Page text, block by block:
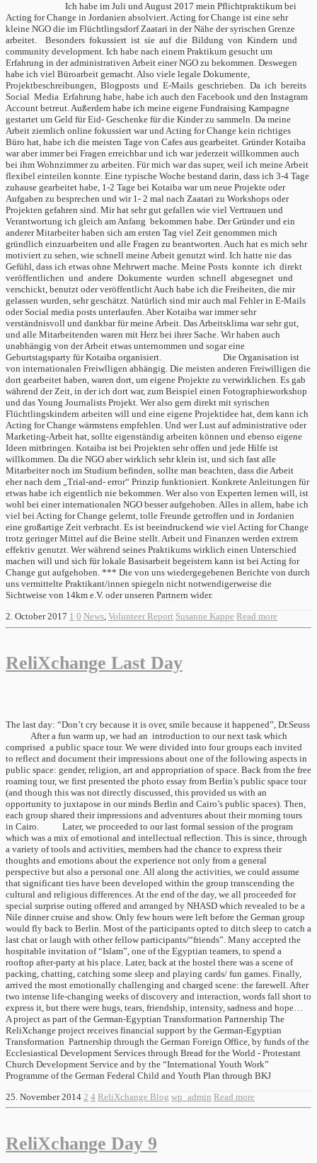
Ich habe im Juli und August 2017 mein Pflichtpraktikum bei
Acting for Change in Jordanien absolviert. Acting for Change ist eine sehr
kleine NGO die im Flüchtlingsdorf Zaatari in der Nähe der syrischen Grenze
arbeitet. Besonders fokussiert ist sie auf die Bildung von Kindern und
community development. Ich habe nach einem Praktikum gesucht um
Erfahrung in der administrativen Arbeit einer NGO zu bekommen. Deswegen
habe ich viel Büroarbeit gemacht. Also viele legale Dokumente,
Projektbeschreibungen, Blogposts und E-Mails geschrieben. Da ich bereits
Social Media Erfahrung habe, habe ich auch den Facebook und den Instagram
Account betreut. Außerdem habe ich meine eigene Fundraising Kampagne
gestartet um Geld für Eid- Geschenke für die Kinder zu sammeln. Da meine
Arbeit ziemlich online fokussiert war und Acting for Change kein richtiges
Büro hat, habe ich die meisten Tage von Cafes aus gearbeitet. Gründer Kotaiba
war aber immer bei Fragen erreichbar und ich war jederzeit willkommen auch
bei ihm Wohnzimmer zu arbeiten. Für mich war das super, weil ich meine Arbeit
flexibel einteilen konnte. Eine typische Woche bestand darin, dass ich 3-4 Tage
zuhause gearbeitet habe, 1-2 Tage bei Kotaiba war um neue Projekte oder
Aufgaben zu besprechen und wir 1- 2 mal nach Zaatari zu Workshops oder
Projekten gefahren sind. Mir hat sehr gut gefallen wie viel Vertrauen und
Verantwortung ich gleich am Anfang bekommen habe. Der Gründer und ein
anderer Mitarbeiter haben sich am ersten Tag viel Zeit genommen mich
gründlich einzuarbeiten und alle Fragen zu beantworten. Auch hat es mich sehr
motiviert zu sehen, wie schnell meine Arbeit genutzt wird. Ich hatte nie das
Gefühl, dass ich etwas ohne Mehrwert mache. Meine Posts konnte ich direkt
veröffentlichen und andere Dokumente wurden schnell abgesegnet und
verschickt, benutzt oder veröffentlicht Auch habe ich die Freiheiten, die mir
gelassen wurden, sehr geschätzt. Natürlich sind mir auch mal Fehler in E-Mails
oder Social media posts unterlaufen. Aber Kotaiba war immer sehr
verständnisvoll und dankbar für meine Arbeit. Das Arbeitsklima war sehr gut,
und alle Mitarbeitenden waren mit Herz bei ihrer Sache. Wir haben auch
unabhängig von der Arbeit etwas unternommen und sogar eine
Geburtstagsparty für Kotaiba organisiert. Die Organisation ist
von internationalen Freiwlligen abhängig. Die meisten anderen Freiwilligen die
dort gearbeitet haben, waren dort, um eigene Projekte zu verwirklichen. Es gab
während der Zeit, in der ich dort war, zum Beispiel einen Fotographieworkshop
und das Young Journalists Projekt. Wer also gern direkt mit syrischen
Flüchtlingskindern arbeiten will und eine eigene Projektidee hat, dem kann ich
Acting for Change wärmstens empfehlen. Und wer Lust auf administrative oder
Marketing-Arbeit hat, sollte eigenständig arbeiten können und ebenso eigene
Ideen mitbringen. Kotaiba ist bei Projekten sehr offen und jede Hilfe ist
willkommen. Da die NGO aber wirklich sehr klein ist, und sich fast alle
Mitarbeiter noch im Studium befinden, sollte man beachten, dass die Arbeit
eher nach dem „Trial-and- error“ Prinzip funktioniert. Konkrete Anleitungen für
etwas habe ich eigentlich nie bekommen. Wer also von Experten lernen will, ist
wohl bei einer internationalen NGO besser aufgehoben. Alles in allem, habe ich
viel bei Acting for Change gelernt, tolle Freunde getroffen und in Jordanien
eine großartige Zeit verbracht. Es ist beeindruckend wie viel Acting for Change
trotz geringer Mittel auf die Beine stellt. Arbeit und Finanzen werden extrem
effektiv genutzt. Wer während seines Praktikums wirklich einen Unterschied
machen will und sich für lokale Basisarbeit begeistern kann ist bei Acting for
Change gut aufgehoben. *** Die von uns wiedergegebenen Berichte von durch
uns vermittelte Praktikant/innen spiegeln nicht notwendigerweise die
Sichtweise von 14km e.V. oder unseren Partnern wider.
2. October 2017 1 0 News, Volunteer Report Susanne Kappe Read more
ReliXchange Last Day
The last day: “Don’t cry because it is over, smile because it happened”, Dr.Seuss
After a fun warm up, we had an introduction to our next task which
comprised a public space tour. We were divided into four groups each invited
to reflect and document their impressions about one of the following aspects in
public space: gender, religion, art and appropriation of space. Back from the free
roaming tour, we first presented the photo essay from Berlin’s public space tour
(and though this was not directly discussed, this provided us with an
opportunity to juxtapose in our minds Berlin and Cairo’s public spaces). Then,
each group shared their impressions and adventures about their morning tours
in Cairo. Later, we proceeded to our last formal session of the program
which was a mix of emotional and intellectual reflection. This is since, through
a variety of tools and activities, members had the chance to express their
thoughts and emotions about the experience not only from a general
perspective but also a personal one. All along the activities, we could assume
that significant ties have been developed within the group transcending the
cultural and religious differences. At the end of the day, we all proceeded for
special surprise outing offered and arranged by NHASD which revealed to be a
Nile dinner cruise and show. Only few hours were left before the German group
would fly back to Berlin. Most of the participants opted to ditch sleep to catch a
last chat or laugh with other fellow participants/“friends”. Many accepted the
hospitable invitation of “Islam”, one of the Egyptian teamers, to spend a
rooftop after-party at his place. Later, back at the hostel there was a scene of
packing, chatting, catching some sleep and playing cards/ fun games. Finally,
arrived the most emotionally challenging and charged scene: the farewell. After
two intense life-changing weeks of discovery and interaction, words fall short to
express it, but there were hugs, tears, friendship, intensity, sadness and hope…
A project as part of the German-Egyptian Transformation Partnership The
ReliXchange project receives financial support by the German-Egyptian
Transformation Partnership through the German Foreign Office, by funds of the
Ecclesiastical Development Services through Bread for the World - Protestant
Church Development Service and by the “International Youth Work”
Programme of the German Federal Child and Youth Plan through BKJ
25. November 2014 2 4 ReliXchange Blog wp_admin Read more
ReliXchange Day 9